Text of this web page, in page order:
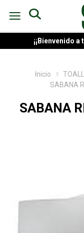
¡¡Bienvenido
Inicio
SABANA
SABANA